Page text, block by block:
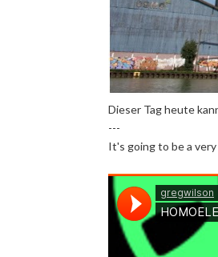
Dieser Tag heute
---
It's going to be a